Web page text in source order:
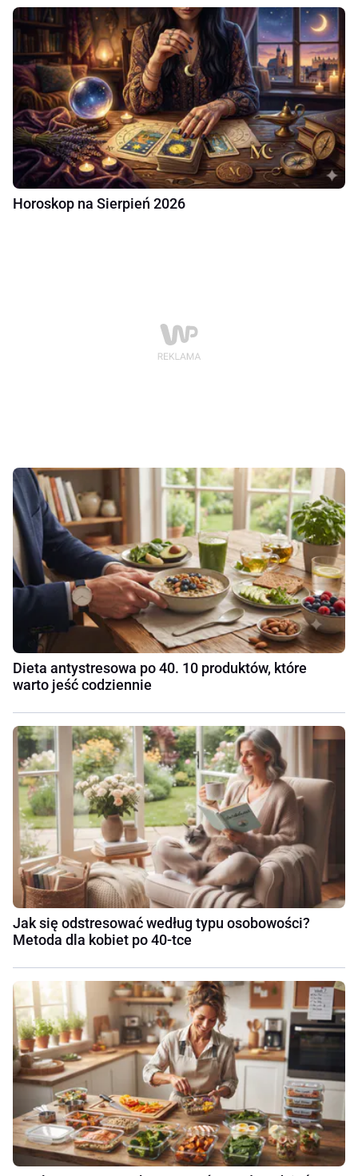
Horoskop na Sierpień 2026
Dieta antystresowa po 40. 10 produktów, które
warto jeść codziennie
Jak się odstresować według typu osobowości?
Metoda dla kobiet po 40-tce